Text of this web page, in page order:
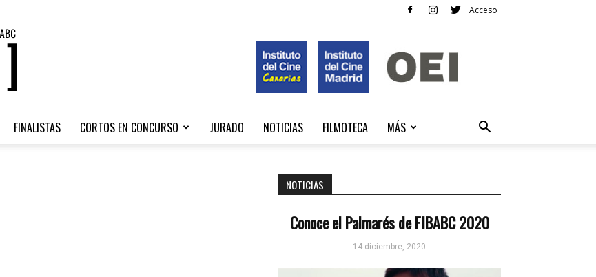
Acceso
FINALISTAS CORTOS EN CONCURSO JURADO NOTICIAS FILMOTECA MÁS
NOTICIAS
Conoce el Palmarés de FIBABC 2020
14 diciembre, 2020